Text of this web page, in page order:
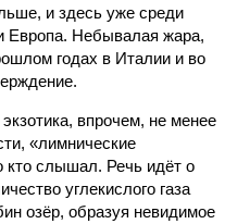
и здесь уже среди
Европа. Небывалая жара,
годах в Италии и во
впрочем, не менее
«лимнические
кто слышал. Речь идёт о
углекислого газа
озёр, образуя невидимое